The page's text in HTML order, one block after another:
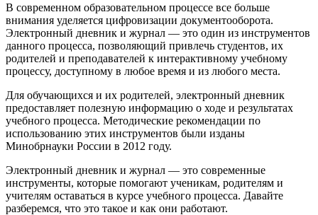
В современном образовательном процессе все больше
внимания уделяется цифровизации документооборота.
Электронный дневник и журнал — это один из инструментов
данного процесса, позволяющий привлечь студентов, их
родителей и преподавателей к интерактивному учебному
процессу, доступному в любое время и из любого места.
Для обучающихся и их родителей, электронный дневник
предоставляет полезную информацию о ходе и результатах
учебного процесса. Методические рекомендации по
использованию этих инструментов были изданы
Минобрнауки России в 2012 году.
Электронный дневник и журнал — это современные
инструменты, которые помогают ученикам, родителям и
учителям оставаться в курсе учебного процесса. Давайте
разберемся, что это такое и как они работают.